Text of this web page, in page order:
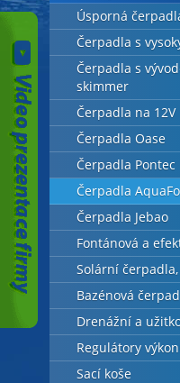
Úsporná
Čerpadla s
Čerpadla s
skimmer
Čerpadla na 12V
Čerpadla Oase
Čerpadla Pontec
Čerpadla
Čerpadla Jebao
Fontánová a
Solární
Bazénová
Drenážní a
Regulátory
Sací koše